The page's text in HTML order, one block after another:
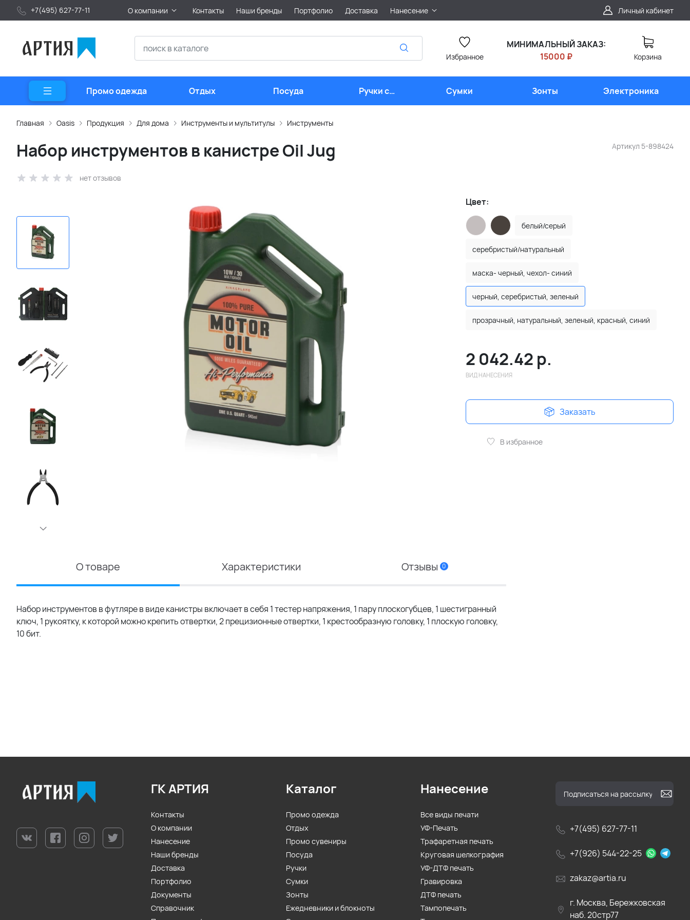
+7(495) 627-77-11 О компании Контакты Наши бренды Портфолио Доставка Нанесение Личный кабинет
Избранное
МИНИМАЛЬНЫЙ ЗАКАЗ:
15000 ₽
Корзина
Промо одежда Отдых Посуда
Ручки с
логотипом
Сумки Зонты Электроника
Главная Oasis Продукция Для дома Инструменты и мультитулы Инструменты
Артикул 5-898424
Набор инструментов в канистре Oil Jug
нет отзывов
Цвет:
белый/серый
серебристый/натуральный
маска- черный, чехол- синий
черный, серебристый, зеленый
прозрачный, натуральный, зеленый, красный, синий
2 042.42 р.
ВИД НАНЕСЕНИЯ
Заказать
В избранное
О товаре Характеристики Отзывы 0
Набор инструментов в футляре в виде канистры включает в себя 1 тестер напряжения, 1 пару плоскогубцев, 1 шестигранный
ключ, 1 рукоятку, к которой можно крепить отвертки, 2 прецизионные отвертки, 1 крестообразную головку, 1 плоскую головку,
10 бит.
+7(495) 627-77-11
+7(926) 544-22-25
zakaz@artia.ru
г. Москва, Бережковская
наб. 20стр77
ГК АРТИЯ
Контакты
О компании
Нанесение
Наши бренды
Доставка
Портфолио
Документы
Справочник
Каталог
Промо одежда
Отдых
Промо сувениры
Посуда
Ручки
Сумки
Зонты
Ежедневники и блокноты
Нанесение
Все виды печати
УФ-Печать
Трафаретная печать
Круговая шелкография
УФ-ДТФ печать
Гравировка
ДТФ печать
Тампопечать